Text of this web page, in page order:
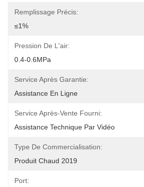
Remplissage Précis:
≤1%
Pression De L'air:
0.4-0.6MPa
Service Après Garantie:
Assistance En Ligne
Service Après-Vente Fourni:
Assistance Technique Par Vidéo
Type De Commercialisation:
Produit Chaud 2019
Port: